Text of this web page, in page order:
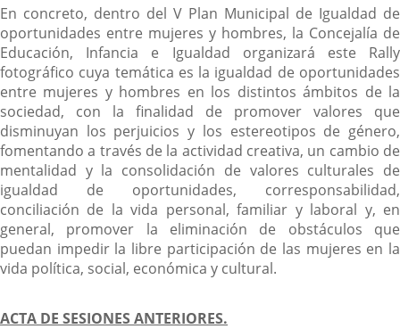
En concreto, dentro del V Plan Municipal de Igualdad de
oportunidades entre mujeres y hombres, la Concejalía de
Educación, Infancia e Igualdad organizará este Rally
fotográfico cuya temática es la igualdad de oportunidades
entre mujeres y hombres en los distintos ámbitos de la
sociedad, con la finalidad de promover valores que
disminuyan los perjuicios y los estereotipos de género,
fomentando a través de la actividad creativa, un cambio de
mentalidad y la consolidación de valores culturales de
igualdad de oportunidades, corresponsabilidad,
conciliación de la vida personal, familiar y laboral y, en
general, promover la eliminación de obstáculos que
puedan impedir la libre participación de las mujeres en la
vida política, social, económica y cultural.
ACTA DE SESIONES ANTERIORES.